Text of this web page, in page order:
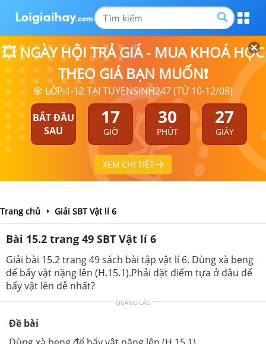
💥 NGÀY HỘI TRẢ GIÁ - MUA KHOÁ HỌC
THEO GIÁ BẠN MUỐN❗
🎯 LỚP 1-12 TẠI TUYENSINH247 (TỪ 10-12/08)
BẮT ĐẦU
SAU
17
GIỜ
30
PHÚT
27
GIÂY
XEM CHI TIẾT
Trang chủ Giải SBT Vật lí 6
Bài 15.2 trang 49 SBT Vật lí 6
Giải bài 15.2 trang 49 sách bài tập vật lí 6. Dùng xà beng
để bẩy vật nặng lên (H.15.1).Phải đặt điểm tựa ở đâu để
bẩy vật lên dễ nhất?
QUẢNG CÁO
Đề bài